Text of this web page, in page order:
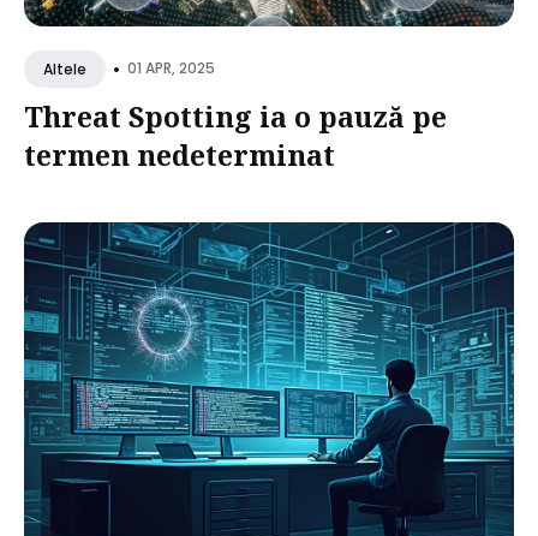
Altele • 01 APR, 2025
Threat Spotting ia o pauză pe
termen nedeterminat